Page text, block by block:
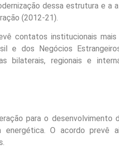
dessa estrutura e a
(2012-21).
contatos institucionais
e dos Negócios
bilaterais, regionais e
para o desenvolvimento
energética. O acordo prevê